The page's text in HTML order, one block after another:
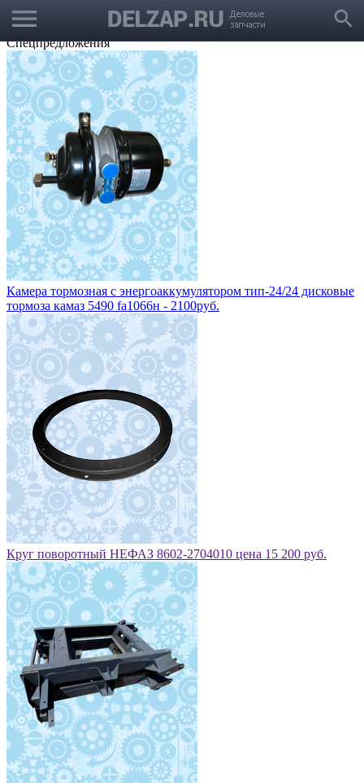
menu search
Выбрать город
Корзина
Заказать звонок
Спецпредложения
Камера тормозная с энергоаккумулятором тип-24/24 дисковые
тормоза камаз 5490 fa1066н - 2100руб.
Круг поворотный НЕФАЗ 8602-2704010 цена 15 200 руб.